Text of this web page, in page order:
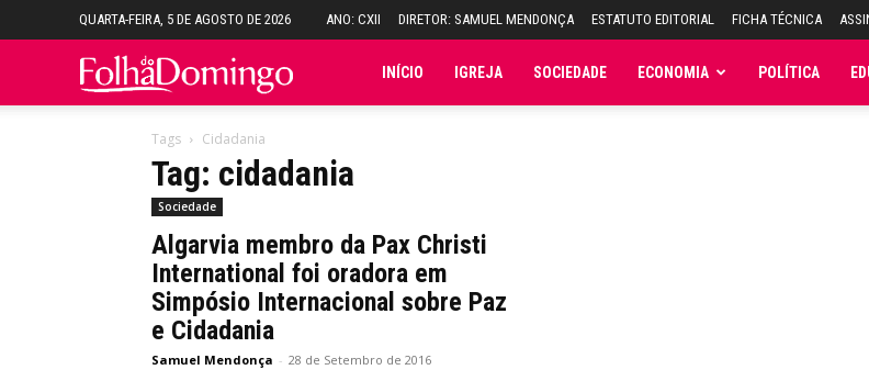
QUARTA-FEIRA, 5 DE AGOSTO DE 2026 ANO: CXII DIRETOR: SAMUEL MENDONÇA ESTATUTO EDITORIAL FICHA TÉCNICA
Folha INÍCIO IGREJA SOCIEDADE ECONOMIA POLÍTICA
Tags Cidadania
Tag: cidadania
Sociedade
Algarvia membro da Pax Christi
International foi oradora em
Simpósio Internacional sobre Paz
e Cidadania
Samuel Mendonça - 28 de Setembro de 2016